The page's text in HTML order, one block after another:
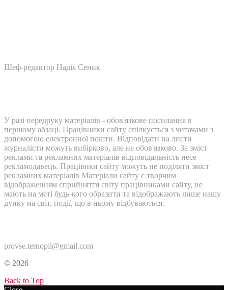
Шеф-редактор Надія Сеник
У разі передруку матеріалів - обов'язкове посилання в
першому абзаці. Працівники сайту спілкується з читачами з
допомогою електронної пошти. Відповідати на листи
журналісти можуть вибірково, але не обов'язково. За зміст
реклами та рекламних матеріалів відповідальність несе
рекламодавець. Працівнки сайту можуть не поділяти зміст
рекламних матеріалів Матеріали сайту є творчим
відображенням сприйняття світу працівниками сайту, не
мають на меті будь-кого образити та відображають лише нашу
дуику на світ, події, що в ньому відбуваються.
provse.ternopil@gmail.com
© 2026
Back to Top